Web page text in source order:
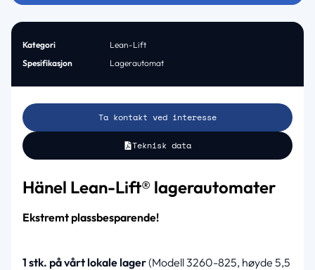
Kategori
Lean-Lift
Spesifikasjon
Lagerautomat
Ta kontakt ved interesse
Teknisk data
Hänel Lean-Lift® lagerautomater
Ekstremt plassbesparende!
1 stk. på vårt lokale lager(Modell 3260-825, høyde 5,5